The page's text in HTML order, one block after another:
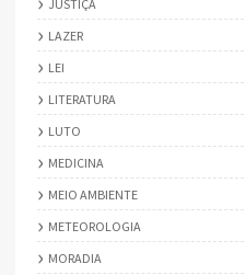
JUSTIÇA
LAZER
LEI
LITERATURA
LUTO
MEDICINA
MEIO AMBIENTE
METEOROLOGIA
MORADIA